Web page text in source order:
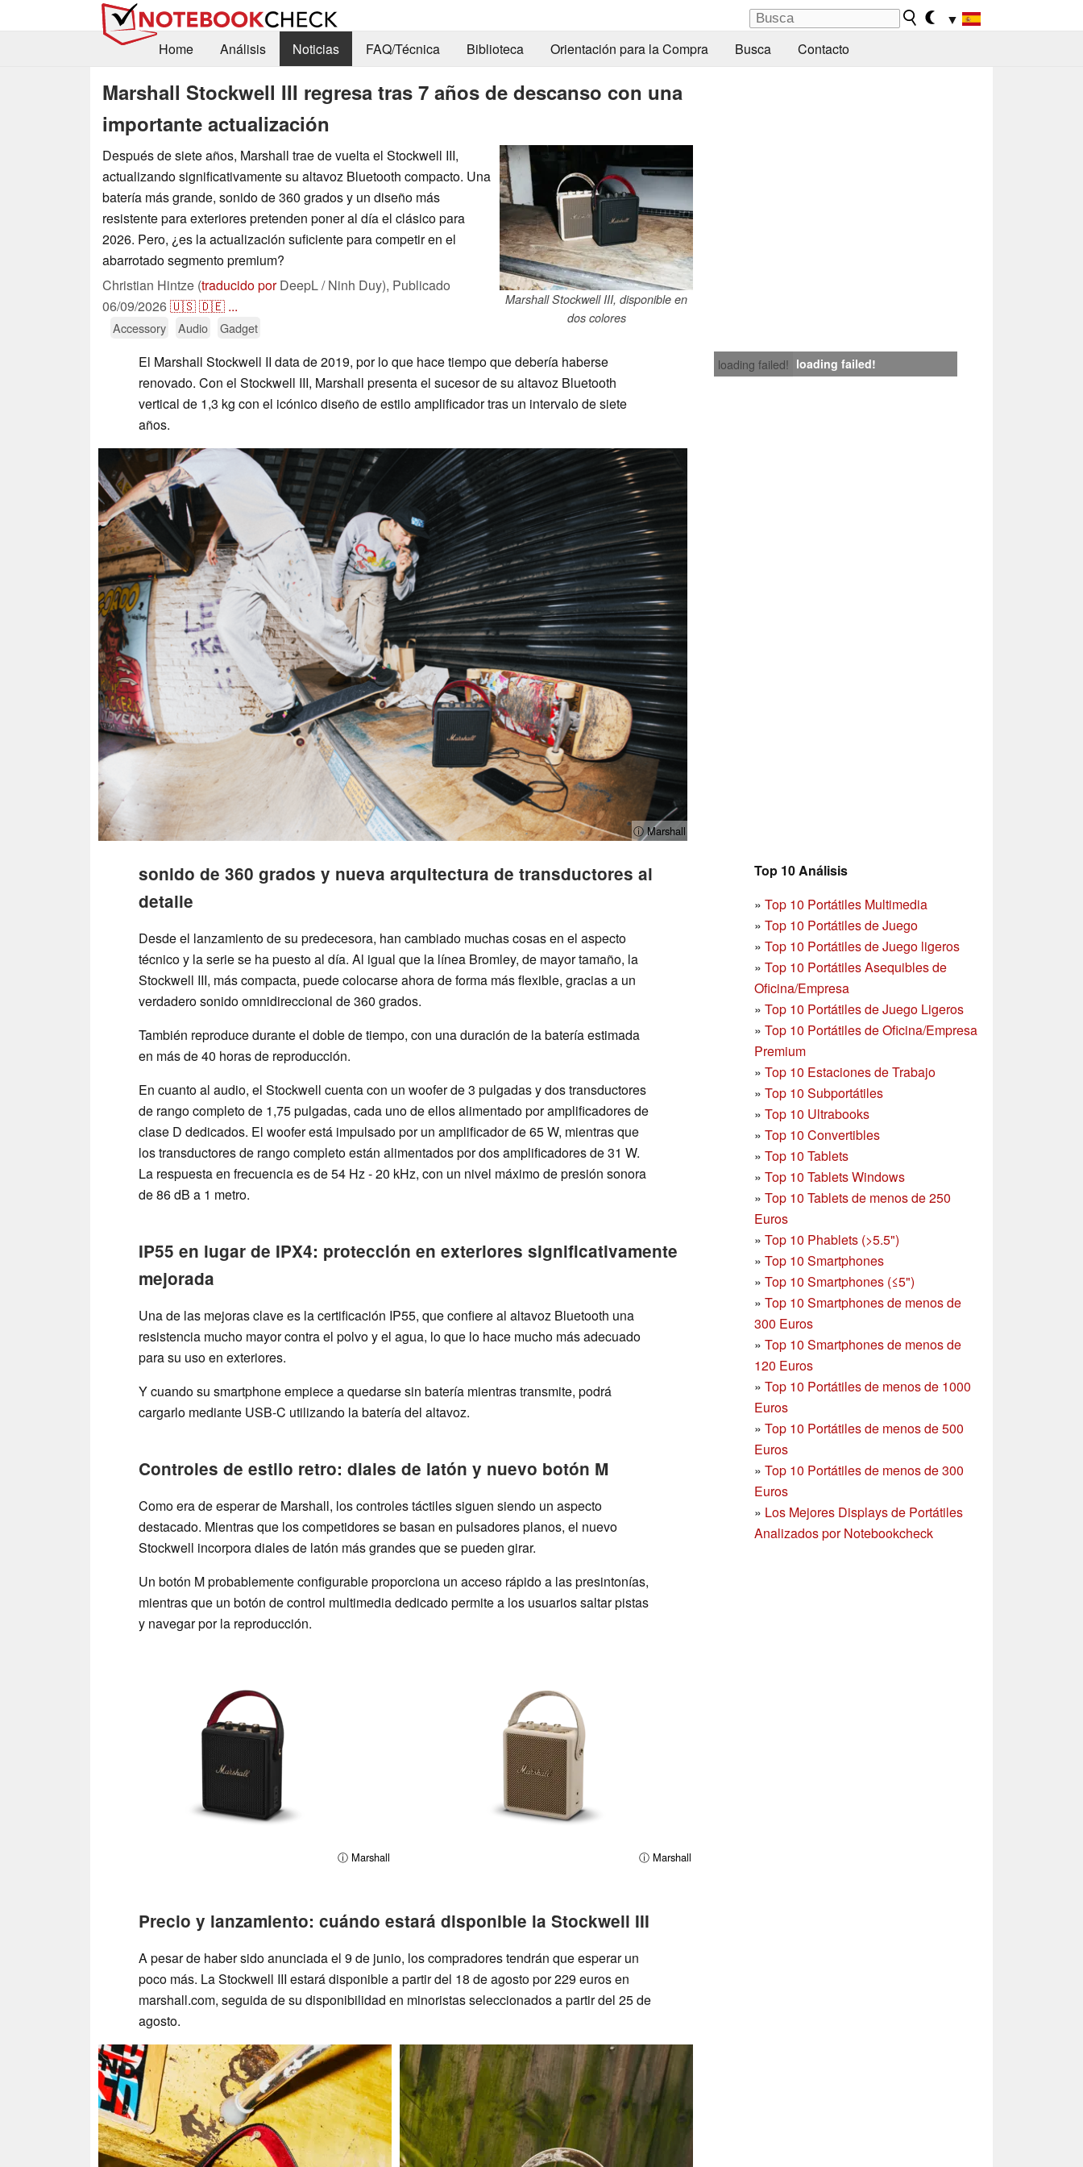
▼
Home
Análisis Noticias FAQ/Técnica Biblioteca Orientación para la Compra Busca Contacto
Marshall Stockwell III regresa tras 7 años de descanso con una
importante actualización
Marshall Stockwell III, disponible en
dos colores
Después de siete años, Marshall trae de vuelta el Stockwell III,
actualizando significativamente su altavoz Bluetooth compacto. Una
batería más grande, sonido de 360 grados y un diseño más
resistente para exteriores pretenden poner al día el clásico para
2026. Pero, ¿es la actualización suficiente para competir en el
abarrotado segmento premium?
Christian Hintze (traducido porDeepL / Ninh Duy), Publicado
06/09/2026🇺🇸🇩🇪 ...
Accessory Audio Gadget
loading failed! loading failed!
El Marshall Stockwell II data de 2019, por lo que hace tiempo que debería haberse
renovado. Con el Stockwell III, Marshall presenta el sucesor de su altavoz Bluetooth
vertical de 1,3 kg con el icónico diseño de estilo amplificador tras un intervalo de siete
años.
ⓘ Marshall
Top 10 Análisis
» Top 10 Portátiles Multimedia
» Top 10 Portátiles de Juego
» Top 10 Portátiles de Juego ligeros
» Top 10 Portátiles Asequibles de
Oficina/Empresa
» Top 10 Portátiles de Juego Ligeros
» Top 10 Portátiles de Oficina/Empresa
Premium
» Top 10 Estaciones de Trabajo
» Top 10 Subportátiles
» Top 10 Ultrabooks
» Top 10 Convertibles
» Top 10 Tablets
» Top 10 Tablets Windows
» Top 10 Tablets de menos de 250
Euros
» Top 10 Phablets (>5.5")
» Top 10 Smartphones
» Top 10 Smartphones (≤5")
» Top 10 Smartphones de menos de
300 Euros
» Top 10 Smartphonesde menos de
120 Euros
» Top 10 Portátiles de menos de 1000
Euros
» Top 10 Portátiles de menos de 500
Euros
» Top 10 Portátiles de menos de 300
Euros
» Los Mejores Displays de Portátiles
Analizados por Notebookcheck
sonido de 360 grados y nueva arquitectura de transductores al
detalle
Desde el lanzamiento de su predecesora, han cambiado muchas cosas en el aspecto
técnico y la serie se ha puesto al día. Al igual que la línea Bromley, de mayor tamaño, la
Stockwell III, más compacta, puede colocarse ahora de forma más flexible, gracias a un
verdadero sonido omnidireccional de 360 grados.
También reproduce durante el doble de tiempo, con una duración de la batería estimada
en más de 40 horas de reproducción.
En cuanto al audio, el Stockwell cuenta con un woofer de 3 pulgadas y dos transductores
de rango completo de 1,75 pulgadas, cada uno de ellos alimentado por amplificadores de
clase D dedicados. El woofer está impulsado por un amplificador de 65 W, mientras que
los transductores de rango completo están alimentados por dos amplificadores de 31 W.
La respuesta en frecuencia es de 54 Hz - 20 kHz, con un nivel máximo de presión sonora
de 86 dB a 1 metro.
IP55 en lugar de IPX4: protección en exteriores significativamente
mejorada
Una de las mejoras clave es la certificación IP55, que confiere al altavoz Bluetooth una
resistencia mucho mayor contra el polvo y el agua, lo que lo hace mucho más adecuado
para su uso en exteriores.
Y cuando su smartphone empiece a quedarse sin batería mientras transmite, podrá
cargarlo mediante USB-C utilizando la batería del altavoz.
Controles de estilo retro: diales de latón y nuevo botón M
Como era de esperar de Marshall, los controles táctiles siguen siendo un aspecto
destacado. Mientras que los competidores se basan en pulsadores planos, el nuevo
Stockwell incorpora diales de latón más grandes que se pueden girar.
Un botón M probablemente configurable proporciona un acceso rápido a las presintonías,
mientras que un botón de control multimedia dedicado permite a los usuarios saltar pistas
y navegar por la reproducción.
ⓘ Marshall ⓘ Marshall
Precio y lanzamiento: cuándo estará disponible la Stockwell III
A pesar de haber sido anunciada el 9 de junio, los compradores tendrán que esperar un
poco más. La Stockwell III estará disponible a partir del 18 de agosto por 229 euros en
marshall.com, seguida de su disponibilidad en minoristas seleccionados a partir del 25 de
agosto.